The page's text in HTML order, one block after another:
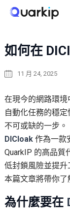
Skip
代理集成
如何在
11 月 24, 2025
在現今的網路環
自動化任務的穩
不可或缺的一步。
DICloak作為一款
QuarkIP 的高品質
低封鎖風險並提升
本篇文章將帶你了
為什麼要在